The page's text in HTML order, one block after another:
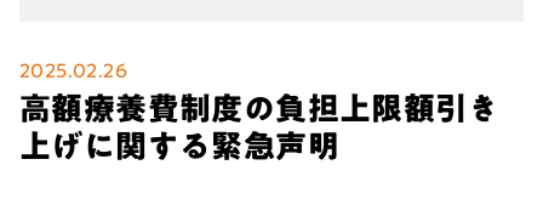
2025.02.26
高額療養費制度の負担上限額引き
上げに関する緊急声明